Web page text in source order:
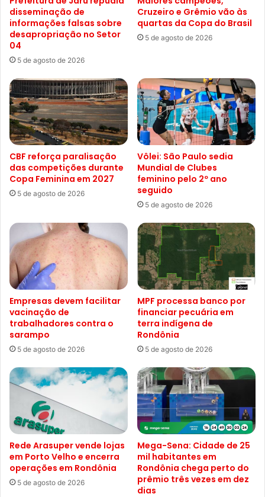
disseminação de
informações falsas sobre
desapropriação no Setor
04
5 de agosto de 2026
Cruzeiro e Grêmio vão às
quartas da Copa do Brasil
5 de agosto de 2026
CBF reforça paralisação
das competições durante
Copa Feminina em 2027
5 de agosto de 2026
Vôlei: São Paulo sedia
Mundial de Clubes
feminino pelo 2º ano
seguido
5 de agosto de 2026
Empresas devem facilitar
vacinação de
trabalhadores contra o
sarampo
5 de agosto de 2026
MPF processa banco por
financiar pecuária em
terra indígena de
Rondônia
5 de agosto de 2026
Rede Arasuper vende lojas
em Porto Velho e encerra
operações em Rondônia
5 de agosto de 2026
Mega-Sena: Cidade de 25
mil habitantes em
Rondônia chega perto do
prêmio três vezes em dez
dias